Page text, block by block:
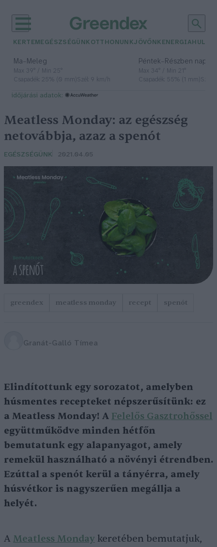
KERTEM EGÉSZSÉGÜNK OTTHONUNKJÖVŐNK ENERGIA
Ma– Meleg
Max 39° / Min 25°
Csapadék: 25% (0 mm)Szél: 9 km/h
Péntek– Részben
Max 34° / Min 21°
Csapadék: 55% (1 mm)Szél:
időjárási adatok:
Meatless Monday: az egészség
netovábbja, azaz a spenót
EGÉSZSÉGÜNK 2021.04.05
greendex meatless monday recept spenót
Granát-Galló Tímea
Elindítottunk egy sorozatot, amelyben
húsmentes recepteket népszerűsítünk: ez
a Meatless Monday! A Felelős Gasztrohőssel
együttműködve minden hétfőn
bemutatunk egy alapanyagot, amely
remekül használható a növényi étrendben.
Ezúttal a spenót kerül a tányérra, amely
húsvétkor is nagyszerűen megállja a
helyét.
A Meatless Monday keretében bemutatjuk,